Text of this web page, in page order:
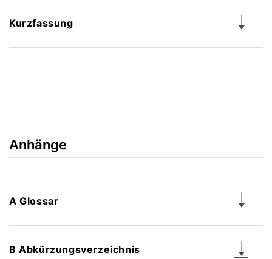
Kurzfassung
Anhänge
A Glossar
B Abkürzungsverzeichnis